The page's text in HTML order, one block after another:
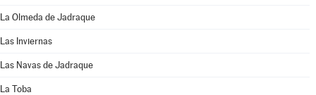
La Olmeda de Jadraque
Las Inviernas
Las Navas de Jadraque
La Toba